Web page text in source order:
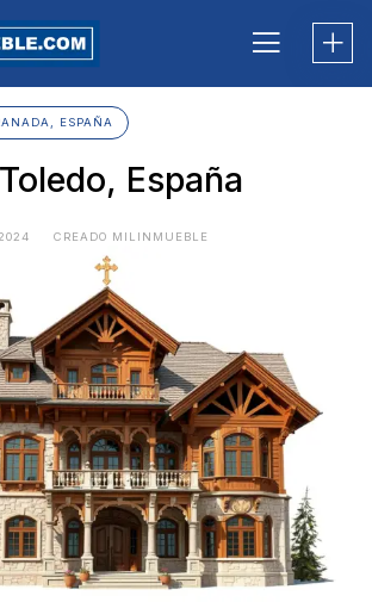
ESPAÑA
España
CREADO MILINMUEBLE